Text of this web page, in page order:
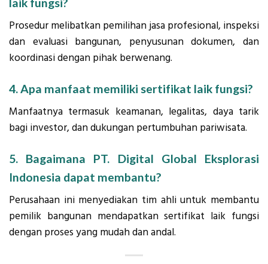
Prosedur melibatkan pemilihan jasa profesional, inspeksi
dan evaluasi bangunan, penyusunan dokumen, dan
koordinasi dengan pihak berwenang.
4. Apa manfaat memiliki sertifikat laik fungsi?
Manfaatnya termasuk keamanan, legalitas, daya tarik
bagi investor, dan dukungan pertumbuhan pariwisata.
5. Bagaimana PT. Digital Global Eksplorasi
Indonesia dapat membantu?
Perusahaan ini menyediakan tim ahli untuk membantu
pemilik bangunan mendapatkan sertifikat laik fungsi
dengan proses yang mudah dan andal.